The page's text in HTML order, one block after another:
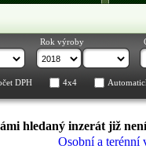
Rok výroby
DPH 4x4
hledaný inzerát již
Osobní a terénní